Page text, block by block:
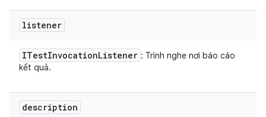
listener
ITestInvocationListener : Trình nghe nơi báo cáo
kết quả.
description